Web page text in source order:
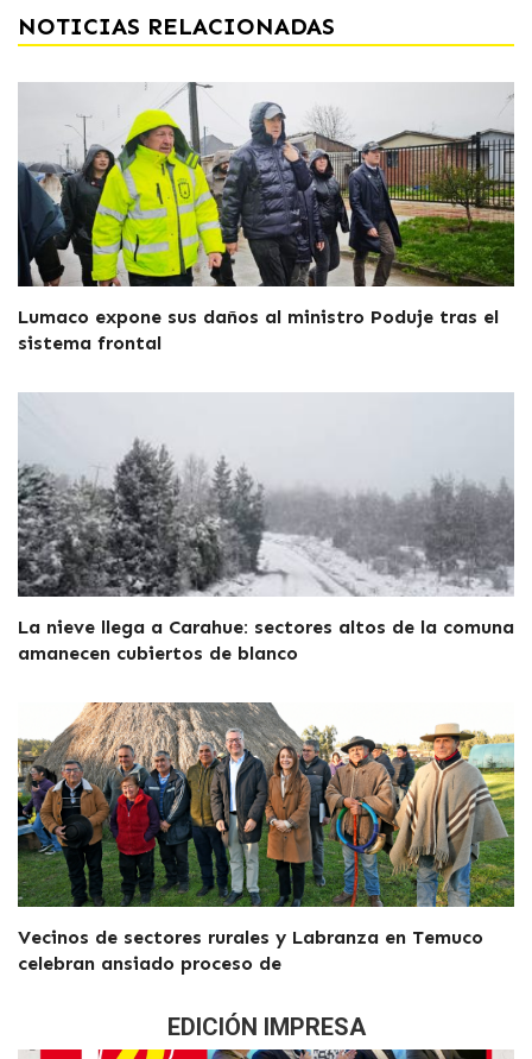
NOTICIAS RELACIONADAS
Lumaco expone sus daños al ministro Poduje tras el
sistema frontal
La nieve llega a Carahue: sectores altos de la comuna
amanecen cubiertos de blanco
Vecinos de sectores rurales y Labranza en Temuco
celebran ansiado proceso de
EDICIÓN IMPRESA